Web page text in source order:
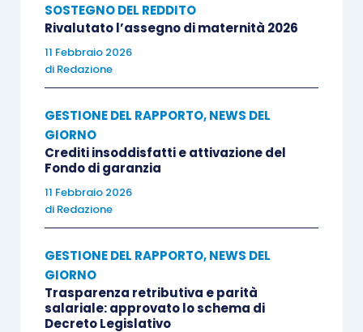
SOSTEGNO DEL REDDITO
Rivalutato l’assegno di maternità 2026
11 Febbraio 2026
di Redazione
GESTIONE DEL RAPPORTO,NEWS DEL
GIORNO
Crediti insoddisfatti e attivazione del
Fondo di garanzia
11 Febbraio 2026
di Redazione
GESTIONE DEL RAPPORTO,NEWS DEL
GIORNO
Trasparenza retributiva e parità
salariale: approvato lo schema di
Decreto Legislativo